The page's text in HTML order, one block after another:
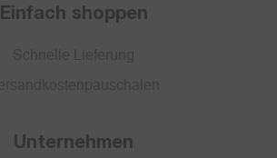
Einfach shoppen
Unternehmen